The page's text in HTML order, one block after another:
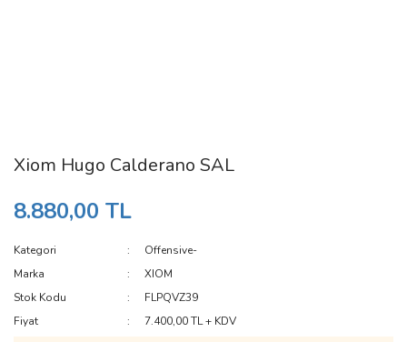
Xiom Hugo Calderano SAL
8.880,00 TL
Kategori
Offensive-
Marka
XIOM
Stok Kodu
FLPQVZ39
Fiyat
7.400,00 TL + KDV